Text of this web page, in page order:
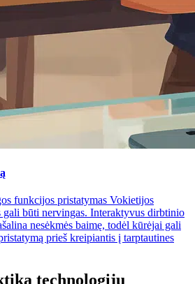
funkcijos pristatymas Vokietijos
gali būti nervingas. Interaktyvus dirbtinio
nesėkmės baimę, todėl kūrėjai gali
prieš kreipiantis į tarptautines
technologijų